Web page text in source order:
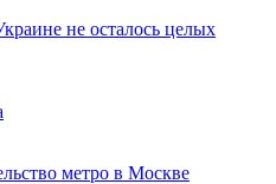
не осталось целых
метро в Москве